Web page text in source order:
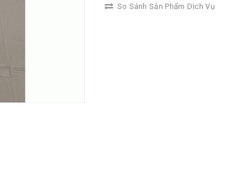
So Sánh Sản Phẩm Dịch Vụ